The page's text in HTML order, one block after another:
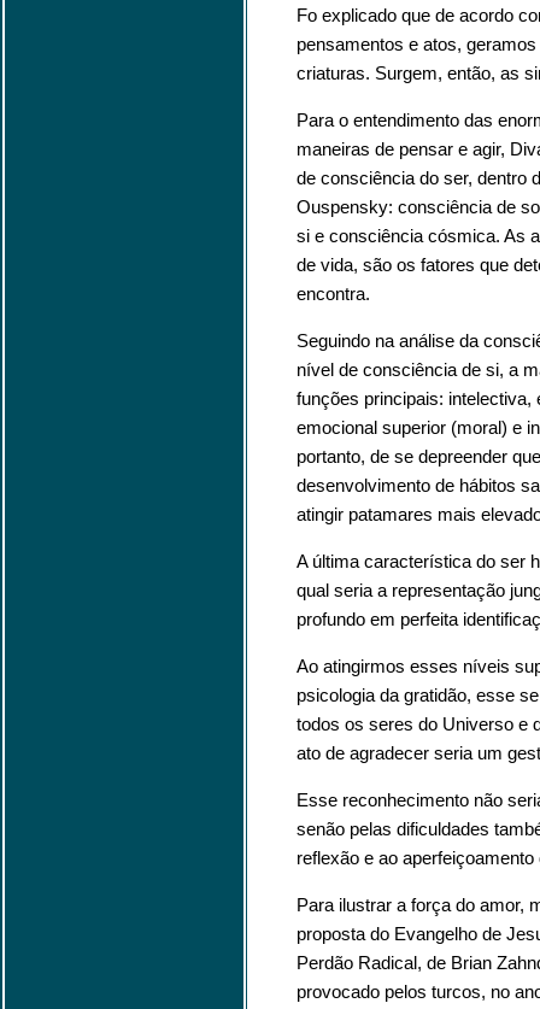
Fo explicado que de acordo
pensamentos e atos,
criaturas. Surgem, então, as
Para o entendimento das
maneiras de pensar e agir,
de consciência do ser, dentro
Ouspensky: consciência de
si e consciência cósmica. As
de vida, são os fatores que
encontra.
Seguindo na análise da
nível de consciência de si, a
funções principais:
emocional superior (moral) e
portanto, de se depreender
desenvolvimento de hábitos
atingir patamares mais
A última característica do ser
qual seria a representação
profundo em perfeita
Ao atingirmos esses níveis
psicologia da gratidão, esse
todos os seres do Universo e
ato de agradecer seria um
Esse reconhecimento não
senão pelas dificuldades
reflexão e ao
Para ilustrar a força do amor,
proposta do Evangelho de
Perdão Radical, de Brian
provocado pelos turcos, no